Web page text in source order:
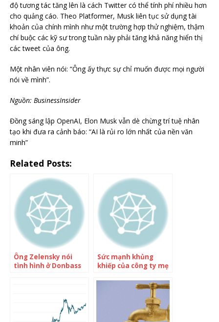
độ tương tác tăng lên là cách Twitter có thể tính phí nhiều hơn
cho quảng cáo. Theo Platformer, Musk liên tục sử dụng tài
khoản của chính mình như một trường hợp thử nghiệm, thậm
chí buộc các kỹ sư trong tuần này phải tăng khả năng hiển thị
các tweet của ông.
Một nhân viên nói: “Ông ấy thực sự chỉ muốn được mọi người
nói về mình”.
Nguồn: BusinessInsider
Đồng sáng lập OpenAI, Elon Musk vẫn dè chừng trí tuệ nhân
tạo khi đưa ra cảnh báo: “AI là rủi ro lớn nhất của nền văn
minh”
Related Posts:
Ông Zelensky nói
tình hình ở Donbass
Sức mạnh khủng
khiếp của công ty mẹ
USD ‘mua’ người
dùng khắp thế giới, là
startup hiếm hoi bắt